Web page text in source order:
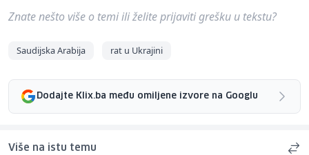
Znate nešto više o temi ili želite prijaviti grešku u tekstu?
Saudijska Arabija rat u Ukrajini
Dodajte Klix.ba među omiljene izvore na Googlu
Više na istu temu